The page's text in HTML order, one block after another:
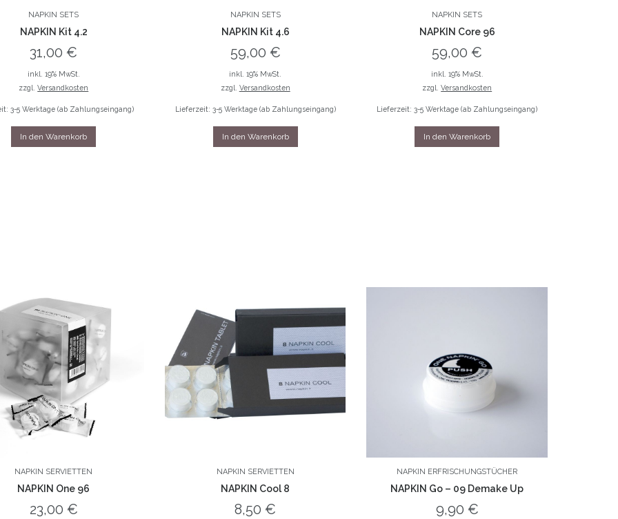
NAPKIN SETS
NAPKIN Kit 4.2
31,00€
inkl. 19% MwSt.
zzgl.Versandkosten
3-5 Werktage (ab Zahlungseingang)
In den Warenkorb
NAPKIN SETS
NAPKIN Kit 4.6
59,00 €
inkl. 19% MwSt.
zzgl. Versandkosten
Lieferzeit: 3-5 Werktage (ab Zahlungseingang)
In den Warenkorb
NAPKIN SETS
NAPKIN Core 96
59,00€
inkl. 19% MwSt.
zzgl.Versandkosten
Lieferzeit: 3-5 Werktage (ab Zahlungseingang)
In den Warenkorb
NAPKIN SERVIETTEN
NAPKIN One 96
23,00 €
NAPKIN SERVIETTEN
NAPKIN Cool 8
8,50€
NAPKIN ERFRISCHUNGSTÜCHER
NAPKIN Go – 09 Demake Up
9,90 €